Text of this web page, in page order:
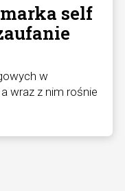
self
w
wraz z nim rośnie